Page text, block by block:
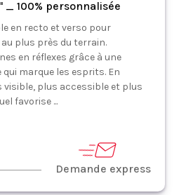
_ 100% personnalisée
en recto et verso pour
plus près du terrain.
en réflexes grâce à une
marque les esprits. En
plus accessible et plus
favorise ...
Demande express